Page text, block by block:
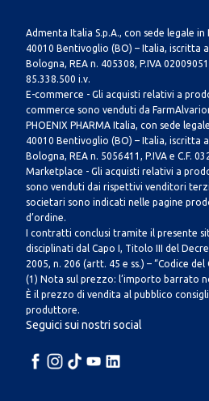
Admenta Italia S.p.A., con sede legale
40010 Bentivoglio (BO) – Italia, iscritta
Bologna, REA n. 405308, P.IVA
85.338.500 i.v.
E-commerce - Gli acquisti relativi a
commerce sono venduti da
PHOENIX PHARMA Italia, con sede
40010 Bentivoglio (BO) – Italia, iscritta
Bologna, REA n. 5056411, P.IVA e C.F.
Marketplace - Gli acquisti relativi a
sono venduti dai rispettivi venditori
societari sono indicati nelle pagine
d’ordine.
I contratti conclusi tramite il presente
disciplinati dal Capo I, Titolo III del
2005, n. 206 (artt. 45 e ss.) – “Codice del
(1) Nota sul prezzo: l’importo barrato
È il prezzo di vendita al pubblico
produttore.
Seguici sui nostri social